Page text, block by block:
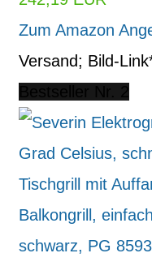
Zum Amazon
Versand; Bild-